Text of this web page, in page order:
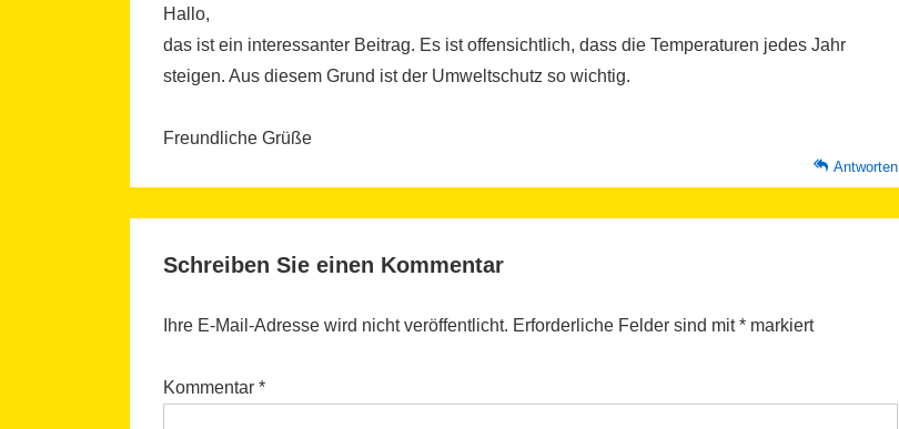
Hallo,
das ist ein interessanter Beitrag. Es ist offensichtlich, dass die Temperaturen jedes Jahr
steigen. Aus diesem Grund ist der Umweltschutz so wichtig.
Freundliche Grüße
Antworten
Schreiben Sie einen Kommentar
Ihre E-Mail-Adresse wird nicht veröffentlicht. Erforderliche Felder sind mit* markiert
Kommentar *